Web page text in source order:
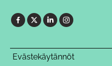
Evästekäytännöt